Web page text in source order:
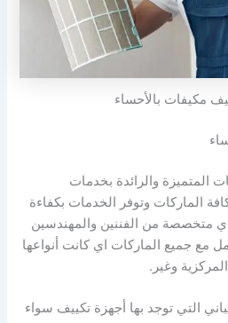
مكيفات بالأحساء
المتميزة والرائدة بخدمات
الماركات وتوفر الخدمات بكفاءة
متخصصة من الفننين والمهندسين
مع جميع الماركات اي كانت أنواعها
وغير.
التي توجد بها أجهزة تكييف سواء